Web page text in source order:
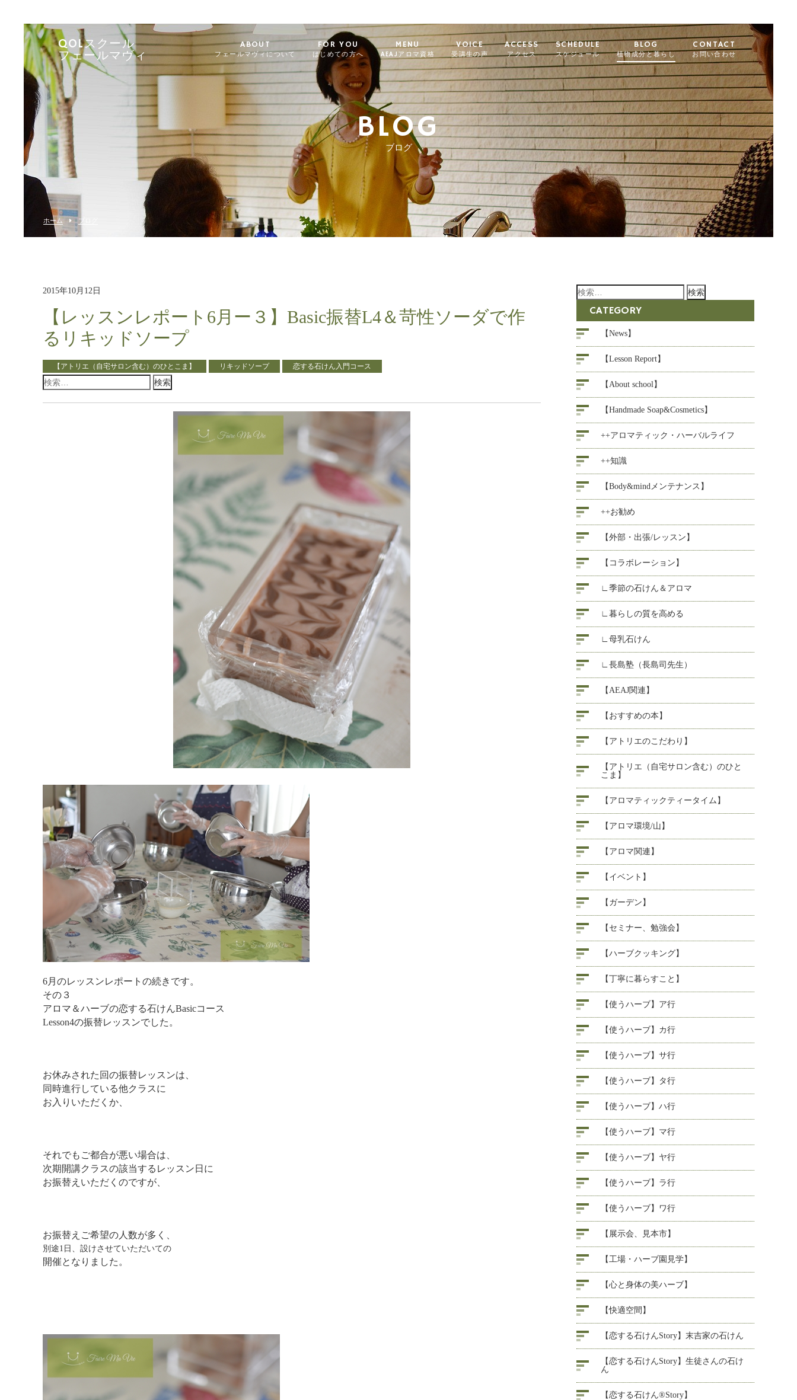
QOLスクール
フェールマヴィ
ABOUT
フェールマヴィについて
FOR YOU
はじめての方へ
MENU
AEAJアロマ資格
VOICE
受講生の声
ACCESS
アクセス
SCHEDULE
スケジュール
BLOG
植物成分と暮らし
CONTACT
お問い合わせ
BLOG
ブログ
ホーム ブログ
2015年10月12日
【レッスンレポート6月ー３】Basic振替L4＆苛性ソーダで作
るリキッドソープ
【アトリエ（自宅サロン含む）のひとこま】 リキッドソープ 恋する石けん入門コース
検
6月のレッスンレポートの続きです。
その３
アロマ＆ハーブの恋する石けんBasicコース
Lesson4の振替レッスンでした。
お休みされた回の振替レッスンは、
同時進行している他クラスに
お入りいただくか、
それでもご都合が悪い場合は、
次期開講クラスの該当するレッスン日に
お振替えいただくのですが、
お振替えご希望の人数が多く、
別途1日、設けさせていただいての
開催となりました。
検
CATEGORY
【News】
【Lesson Report】
【About school】
【Handmade Soap&Cosmetics】
++アロマティック・ハーバルライフ
++知識
【Body&mindメンテナンス】
++お勧め
【外部・出張/レッスン】
【コラボレーション】
∟季節の石けん＆アロマ
∟暮らしの質を高める
∟母乳石けん
∟長島塾（長島司先生）
【AEAJ関連】
【おすすめの本】
【アトリエのこだわり】
【アトリエ（自宅サロン含む）のひと
こま】
【アロマティックティータイム】
【アロマ環境/山】
【アロマ関連】
【イベント】
【ガーデン】
【セミナー、勉強会】
【ハーブクッキング】
【丁寧に暮らすこと】
【使うハーブ】ア行
【使うハーブ】カ行
【使うハーブ】サ行
【使うハーブ】タ行
【使うハーブ】ハ行
【使うハーブ】マ行
【使うハーブ】ヤ行
【使うハーブ】ラ行
【使うハーブ】ワ行
【展示会、見本市】
【工場・ハーブ園見学】
【心と身体の美ハーブ】
【快適空間】
【恋する石けんStory】末吉家の石けん
【恋する石けんStory】生徒さんの石け
ん
【恋する石けん®Story】